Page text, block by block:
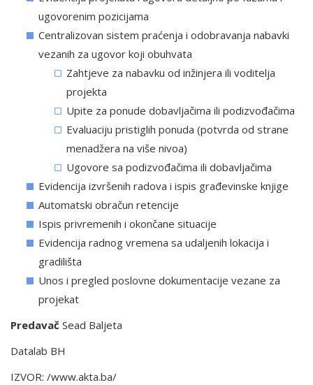
ugovorenim pozicijama
Centralizovan sistem praćenja i odobravanja nabavki
vezanih za ugovor koji obuhvata
Zahtjeve za nabavku od inžinjera ili voditelja
projekta
Upite za ponude dobavljačima ili podizvođačima
Evaluaciju pristiglih ponuda (potvrda od strane
menadžera na više nivoa)
Ugovore sa podizvođačima ili dobavljačima
Evidencija izvršenih radova i ispis građevinske knjige
Automatski obračun retencije
Ispis privremenih i okončane situacije
Evidencija radnog vremena sa udaljenih lokacija i
gradilišta
Unos i pregled poslovne dokumentacije vezane za
projekat
Predavač Sead Baljeta
Datalab BH
IZVOR: /www.akta.ba/